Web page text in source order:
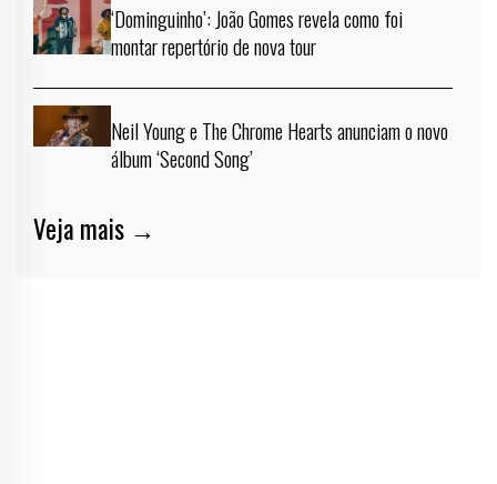
‘Dominguinho’: João Gomes revela como foi
montar repertório de nova tour
Neil Young e The Chrome Hearts anunciam o novo
álbum ‘Second Song’
Veja mais →